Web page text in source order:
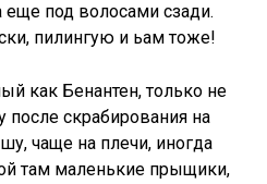
под волосами сзади.
пилингую и ьам тоже!
как Бенантен, только не
после скрабирования на
чаще на плечи, иногда
там маленькие прыщики,